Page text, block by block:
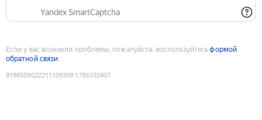
Yandex SmartCaptcha
Если у вас возникли проблемы, пожалуйста, воспользуйтесьформой
обратной связи
9198509022211109309:1786335907